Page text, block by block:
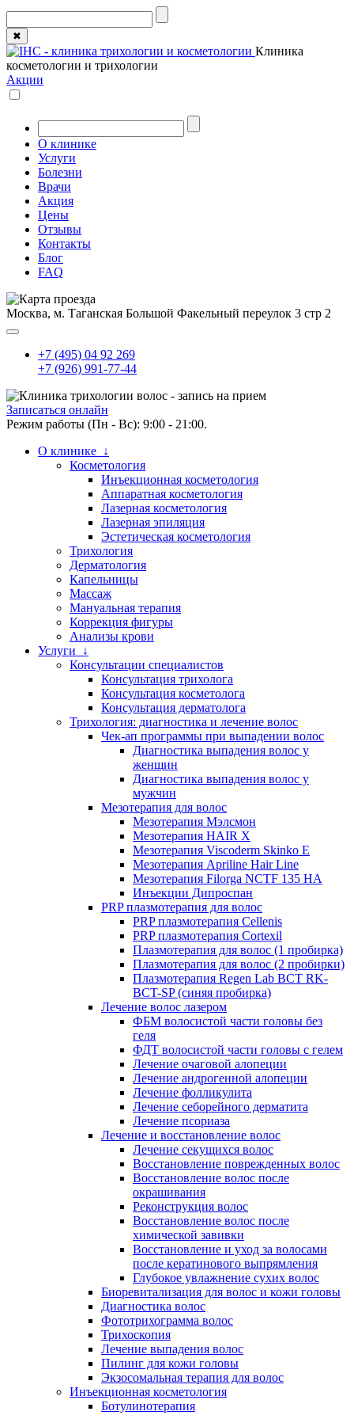
✖
Клиника
косметологии и трихологии
Акции
О клинике
Услуги
Болезни
Врачи
Акция
Цены
Отзывы
Контакты
Блог
FAQ
Москва, м. Таганская Большой Факельный переулок 3 стр 2
+7 (495) 04 92 269
+7 (926) 991-77-44
Записаться онлайн
Режим работы (Пн - Вс): 9:00 - 21:00.
О клинике ↓
Косметология
Инъекционная косметология
Аппаратная косметология
Лазерная косметология
Лазерная эпиляция
Эстетическая косметология
Трихология
Дерматология
Капельницы
Массаж
Мануальная терапия
Коррекция фигуры
Анализы крови
Услуги ↓
Консультации специалистов
Консультация трихолога
Консультация косметолога
Консультация дерматолога
Трихология: диагностика и лечение волос
Чек-ап программы при выпадении волос
Диагностика выпадения волос у
женщин
Диагностика выпадения волос у
мужчин
Мезотерапия для волос
Мезотерапия Мэлсмон
Мезотерапия HAIR X
Мезотерапия Viscoderm Skinko E
Мезотерапия Apriline Hair Line
Мезотерапия Filorga NCTF 135 HA
Инъекции Дипроспан
PRP плазмотерапия для волос
PRP плазмотерапия Cellenis
PRP плазмотерапия Cortexil
Плазмотерапия для волос (1 пробирка)
Плазмотерапия для волос (2 пробирки)
Плазмотерапия Regen Lab BCT RK-
BCT-SP (синяя пробирка)
Лечение волос лазером
ФБМ волосистой части головы без
геля
ФДТ волосистой части головы с гелем
Лечение очаговой алопеции
Лечение андрогенной алопеции
Лечение фолликулита
Лечение себорейного дерматита
Лечение псориаза
Лечение и восстановление волос
Лечение секущихся волос
Восстановление поврежденных волос
Восстановление волос после
окрашивания
Реконструкция волос
Восстановление волос после
химической завивки
Восстановление и уход за волосами
после кератинового выпрямления
Глубокое увлажнение сухих волос
Биоревитализация для волос и кожи головы
Диагностика волос
Фототрихограмма волос
Трихоскопия
Лечение выпадения волос
Пилинг для кожи головы
Экзосомальная терапия для волос
Инъекционная косметология
Ботулинотерапия